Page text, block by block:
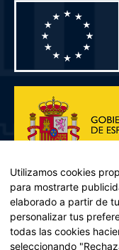
Utilizamos cookies
para mostrarte
elaborado a partir de
personalizar tus
todas las cookies
seleccionando